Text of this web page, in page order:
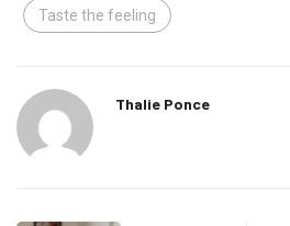
Taste the feeling
Thalie Ponce